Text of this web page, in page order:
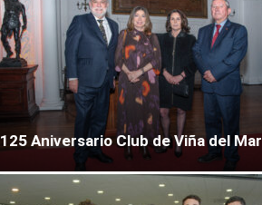
125 Aniversario Club de Viña del Mar